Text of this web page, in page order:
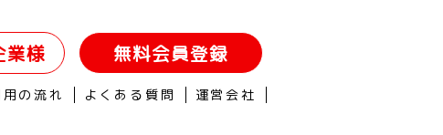
業様 無料会員登録
用の流れ よくある質問 運営会社